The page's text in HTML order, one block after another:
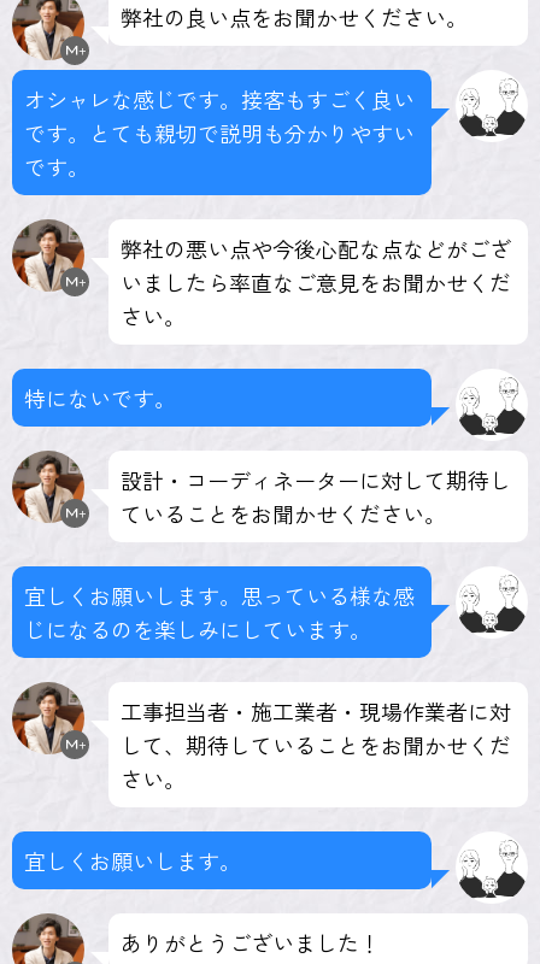
弊社の良い点をお聞かせください。
オシャレな感じです。接客もすごく良い
です。とても親切で説明も分かりやすい
です。
弊社の悪い点や今後心配な点などがござ
いましたら率直なご意見をお聞かせくだ
さい。
特にないです。
設計・コーディネーターに対して期待し
ていることをお聞かせください。
宜しくお願いします。思っている様な感
じになるのを楽しみにしています。
工事担当者・施工業者・現場作業者に対
して、期待していることをお聞かせくだ
さい。
宜しくお願いします。
ありがとうございました！